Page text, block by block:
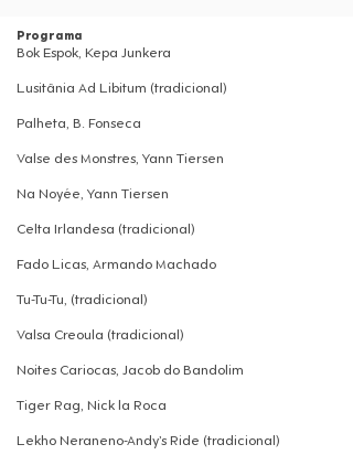
Programa
Bok Espok, Kepa Junkera
Lusitânia Ad Libitum (tradicional)
Palheta, B. Fonseca
Valse des Monstres, Yann Tiersen
Na Noyée, Yann Tiersen
Celta Irlandesa (tradicional)
Fado Licas, Armando Machado
Tu-Tu-Tu, (tradicional)
Valsa Creoula (tradicional)
Noites Cariocas, Jacob do Bandolim
Tiger Rag, Nick la Roca
Lekho Neraneno-Andy’s Ride (tradicional)